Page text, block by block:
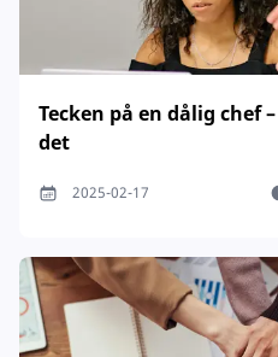
Tecken på en dålig chef
det
2025-02-17